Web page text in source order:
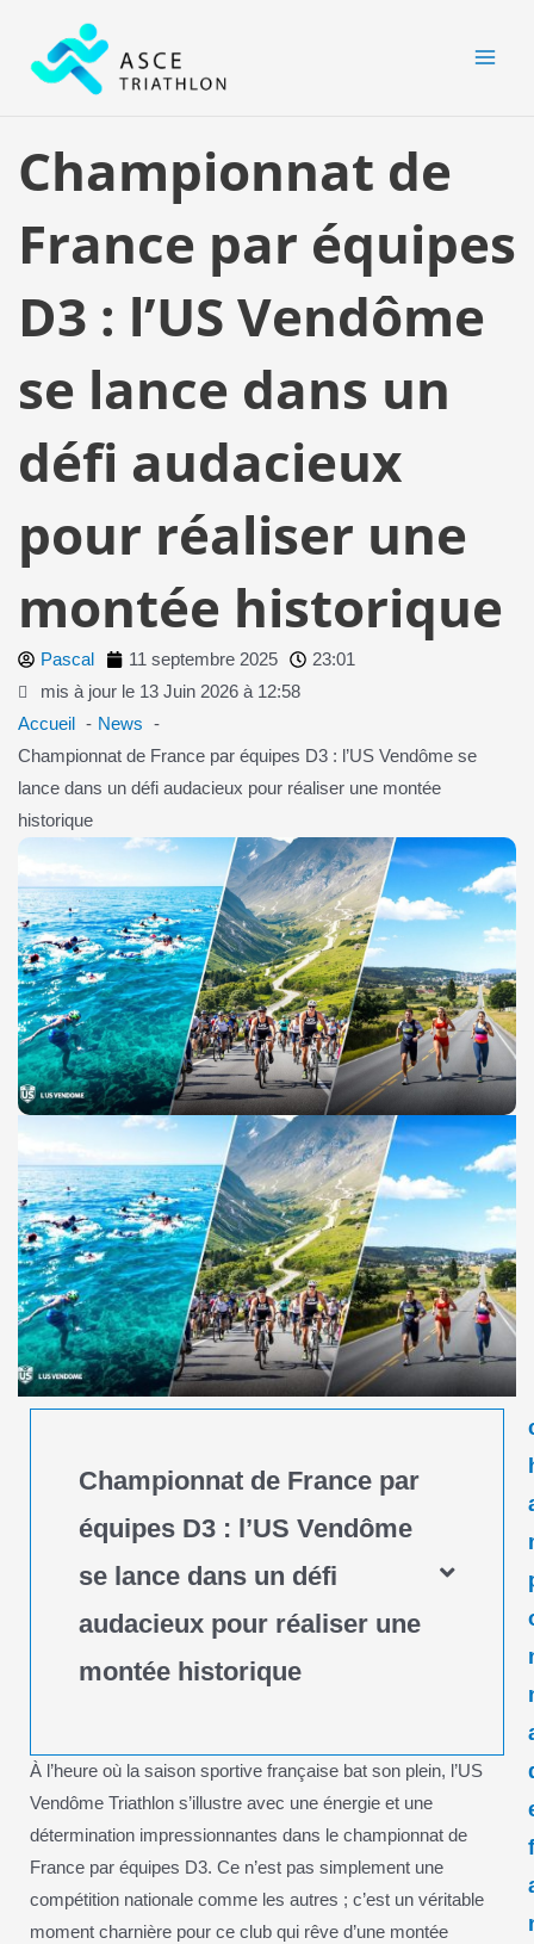
contenu
Championnat de
France par équipes
D3 : l’US Vendôme
se lance dans un
défi audacieux
pour réaliser une
montée historique
Pascal 11 septembre 2025
23:01
mis à jour le 13 Juin 2026 à 12:58
Accueil
News
Championnat de France par équipes D3 : l’US Vendôme se
lance dans un défi audacieux pour réaliser une montée
historique
Championnat de France par
équipes D3 : l’US Vendôme
se lance dans un défi
audacieux pour réaliser une
montée historique
À l’heure où la saison sportive française bat son plein, l’US
Vendôme Triathlon s’illustre avec une énergie et une
détermination impressionnantes dans le championnat de
France par équipes D3. Ce n’est pas simplement une
compétition nationale comme les autres ; c’est un véritable
moment charnière pour ce club qui rêve d’une montée